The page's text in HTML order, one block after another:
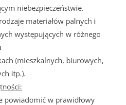
niebezpieczeństwie.
materiałów palnych i
występujących w różnego
(mieszkalnych, biurowych,
itp.).
powiadomić w prawidłowy